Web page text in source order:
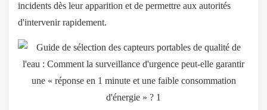
incidents dès leur apparition et de permettre aux autorités
d'intervenir rapidement.